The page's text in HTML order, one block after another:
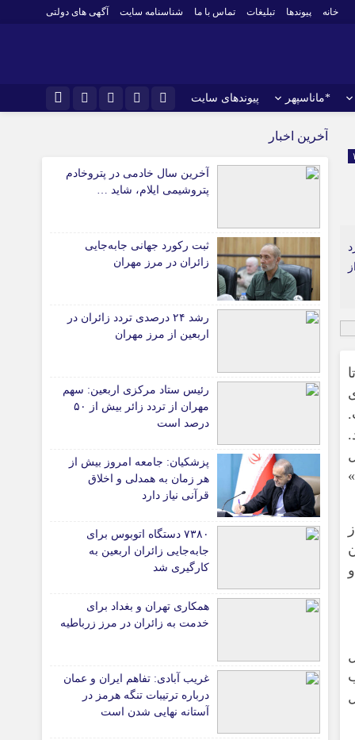
خانه پیوندها تبلیغات تماس با ما شناسنامه سایت آگهی های دولتی
*ماناسپهر پیوندهای سایت
سروش
ایتا
آپارات
نام کاربری یا نشانی ایمیل
مرا به خاطر بسپار
آوری اطلاعات
باشگاه پرسپولیس
باشگاه استقلال
ورزشهای رزمی
ورزش زنان
سایر حوزه ها
دانشگاه
آموزش و پرورش
بهداشت و درمان
حوادث، انتظامی
شهری و رفاهی
شهرداری و شورای شهر
*ماناسپهر
اطلاعیه
پیام تبریک ماناسپهر
پیوندهای سایت
احتمال سقوط ۵۰۰ میلیون نفر به زیر خط فقر، انتظار کاهش سه درصدی در تولید، پیش‌بینی کاهش ۱۳ تا
آخرین اخبار
آخرین سال خادمی در پتروخادم
پتروشیمی ایلام، شاید …
ثبت رکورد جهانی جابه‌جایی
زائران در مرز مهران
رشد ۲۴ درصدی تردد زائران در
اربعین از مرز مهران
رئیس ستاد مرکزی اربعین: سهم
مهران از تردد زائر بیش از ۵۰
درصد است
پزشکیان: جامعه امروز بیش از
هر زمان به همدلی و اخلاق
قرآنی نیاز دارد
۷۳۸۰ دستگاه اتوبوس برای
جابه‌جایی زائران اربعین به‌
کارگیری شد
همکاری تهران و بغداد برای
خدمت به زائران در مرز زرباطیه
غریب آبادی: تفاهم ایران و عمان
درباره ترتیبات تنگه هرمز در
آستانه نهایی شدن است